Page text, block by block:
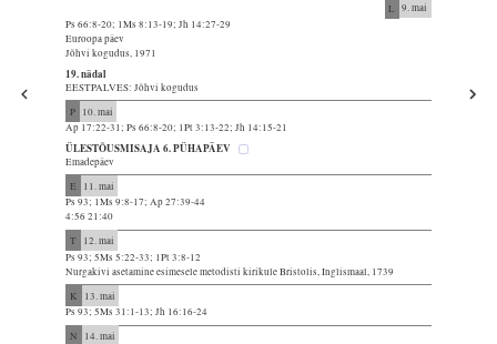
L
9. mai
Ps 66:8-20; 1Ms 8:13-19; Jh 14:27-29
Euroopa päev
Jõhvi kogudus, 1971
19. nädal
EESTPALVES: Jõhvi kogudus
P 10. mai
Ap 17:22-31; Ps 66:8-20; 1Pt 3:13-22; Jh 14:15-21
ÜLESTÕUSMISAJA 6. PÜHAPÄEV
Emadepäev
E
11. mai
Ps 93; 1Ms 9:8-17; Ap 27:39-44
4:56 21:40
T
12. mai
Ps 93; 5Ms 5:22-33; 1Pt 3:8-12
Nurgakivi asetamine esimesele metodisti kirikule Bristolis, Inglismaal, 1739
K
13. mai
Ps 93; 5Ms 31:1-13; Jh 16:16-24
N
14. mai